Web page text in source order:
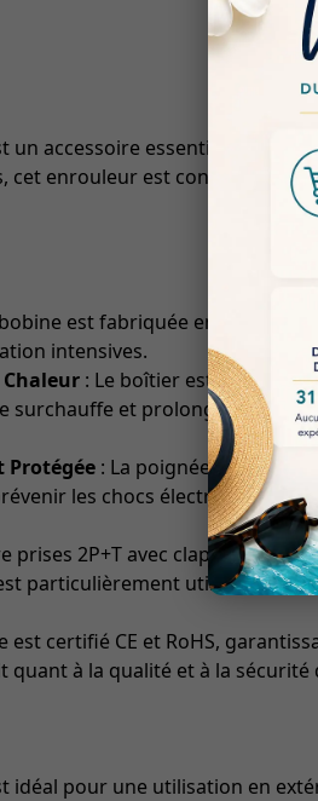
un accessoire essentiel pour
enrouleur est conçu pour
est fabriquée en PVC
intensives.
: Le boîtier est conçu
et prolonge la durée
Protégée : La poignée
les chocs électriques,
prises 2P+T avec clapets, cet
particulièrement utile dans
est certifié CE et RoHS,
à la qualité et à la sécurité
idéal pour une utilisation en